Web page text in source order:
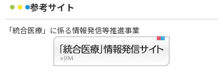
参考サイト
「統合医療」に係る情報発信等推進事業